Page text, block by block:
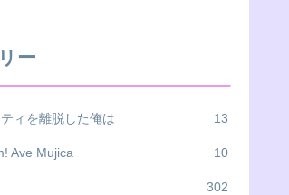
ー
ィを離脱した俺は 13
Ave Mujica 10
302